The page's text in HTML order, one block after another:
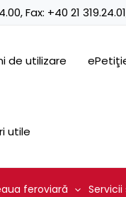
, Fax: +40 21 319.24.01
de utilizare
utile
feroviară